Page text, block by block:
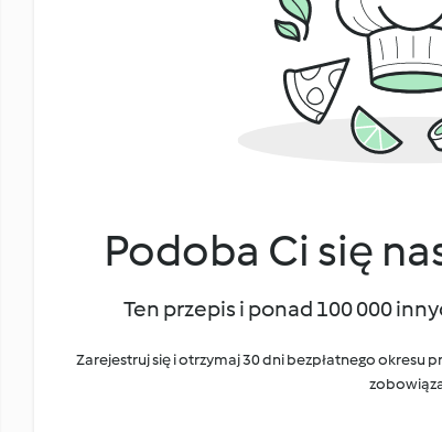
Podoba Ci się
Ten przepis i ponad 100 000
Zarejestruj się i otrzymaj 30 dni bezpłatnego